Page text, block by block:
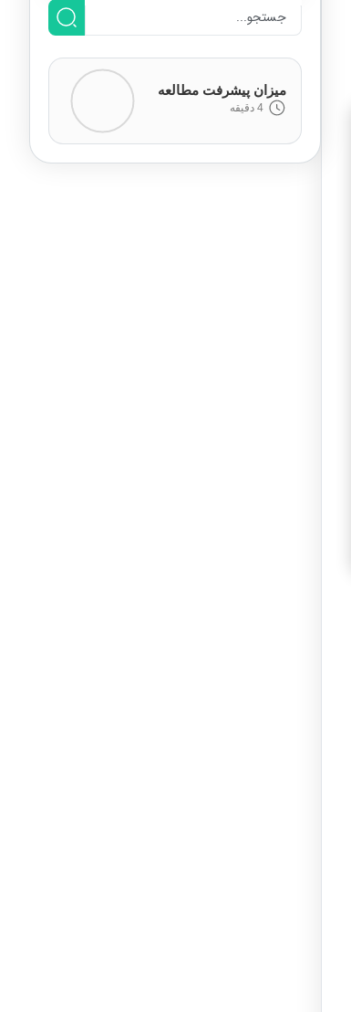
میزان پیشرفت مطالعه
4 دقیقه